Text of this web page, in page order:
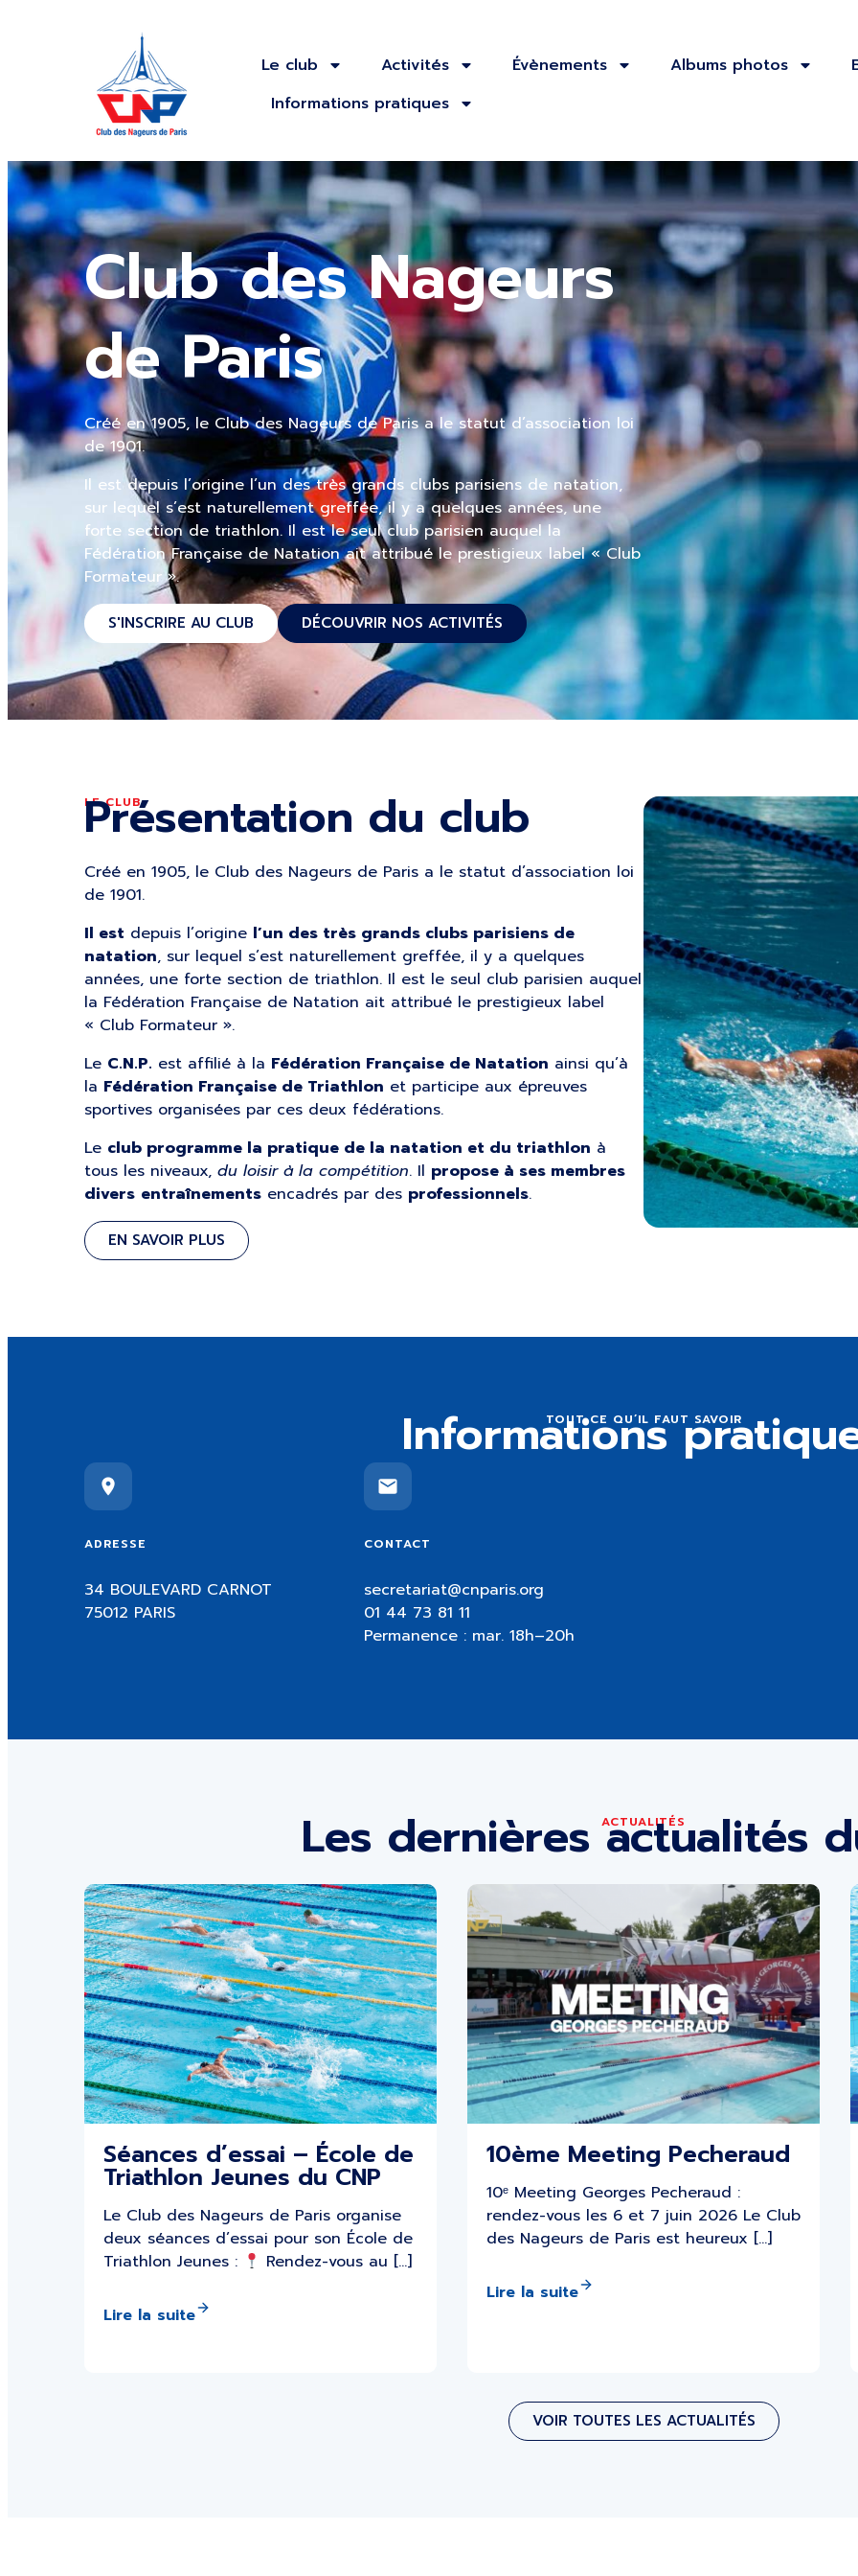
Le club Activités Évènements Albums photos
Informations pratiques
Club des Nageurs
de Paris
Créé en 1905, le Club des Nageurs de Paris a le statut d’association loi
de 1901.
Il est depuis l’origine l’un des très grands clubs parisiens de natation,
sur lequel s’est naturellement greffée, il y a quelques années, une
forte section de triathlon. Il est le seul club parisien auquel la
Fédération Française de Natation ait attribué le prestigieux label « Club
Formateur ».
S'INSCRIRE AU CLUB DÉCOUVRIR NOS ACTIVITÉS
LE CLUB
Présentation du club
Créé en 1905, le Club des Nageurs de Paris a le statut d’association loi
de 1901.
Il est depuis l’origine l’un des très grands clubs parisiens de
natation, sur lequel s’est naturellement greffée, il y a quelques
années, une forte section de triathlon. Il est le seul club parisien auquel
la Fédération Française de Natation ait attribué le prestigieux label
« Club Formateur ».
Le C.N.P. est affilié à la Fédération Française de Natation ainsi qu’à
la Fédération Française de Triathlon et participe aux épreuves
sportives organisées par ces deux fédérations.
Le club programme la pratique de la natation et du triathlon à
tous les niveaux, du loisir à la compétition. Il propose à ses membres
divers entraînements encadrés par des professionnels.
EN SAVOIR PLUS
TOUT CE QU’IL FAUT SAVOIR
Informations
ADRESSE
34 BOULEVARD CARNOT
75012 PARIS
CONTACT
secretariat@cnparis.org
01 44 73 81 11
Permanence : mar. 18h–20h
ACTUALITÉS
Les dernières actualités
Séances d’essai – École de
Triathlon Jeunes du CNP
Le Club des Nageurs de Paris organise
deux séances d’essai pour son École de
Triathlon Jeunes :
Rendez-vous au […]
Lire la suite
10ème Meeting Pecheraud
10ᵉ Meeting Georges Pecheraud :
rendez-vous les 6 et 7 juin 2026 Le Club
des Nageurs de Paris est heureux […]
Lire la suite
VOIR TOUTES LES ACTUALITÉS